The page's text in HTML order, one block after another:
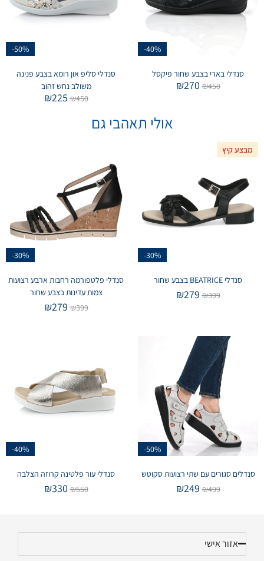
-40%
סנדלי בארי בצבע שחור פיקסל
₪450
₪270
-50%
סנדלי סליפ און רומא בצבע פנינה
משולב נחש זהוב
₪450
₪225
אולי תאהבי גם
מבצע קיץ
-30%
סנדלי BEATRICE בצבע שחור
₪399
₪279
-30%
סנדלי פלטפורמה רחבות ארבע רצועות
צמות עדינות בצבע שחור
₪399
₪279
-50%
סנדלים סגורים עם שתי רצועות סקוטש
₪499
₪249
-40%
סנדלי עור פלטינה קרוזה הצלבה
₪550
₪330
אזור אישי